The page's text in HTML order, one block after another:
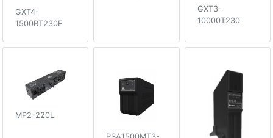
GXT4-
1500RT230E
GXT3-
10000T230
MP2-220L